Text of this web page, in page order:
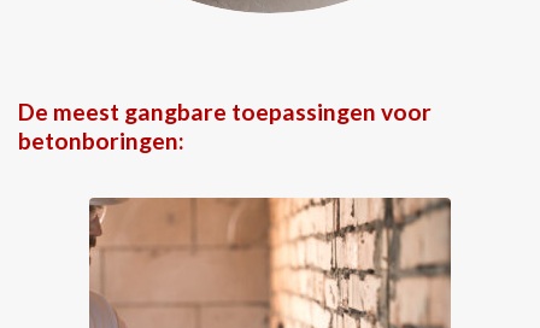
De meest gangbare toepassingen voor
betonboringen: